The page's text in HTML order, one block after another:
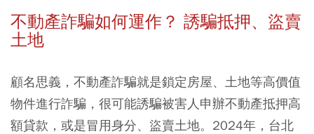
不動產詐騙如何運作？ 誘騙抵押、盜賣
土地
顧名思義，不動產詐騙就是鎖定房屋、土地等高價值
物件進行詐騙，很可能誘騙被害人申辦不動產抵押高
額貸款，或是冒用身分、盜賣土地。2024年，台北